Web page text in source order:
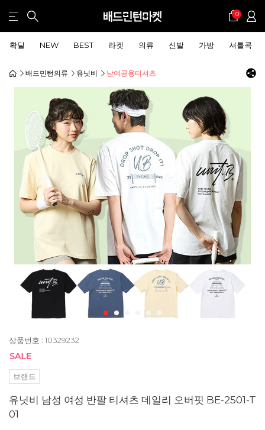
0
확딜 NEW BEST 라켓 의류 신발 가방 셔틀콕
배드민턴의류 유닛비 남여공용티셔츠
상품번호 : 10329232
브랜드
유닛비 남성 여성 반팔 티셔츠 데일리 오버핏 BE-2501-T
01